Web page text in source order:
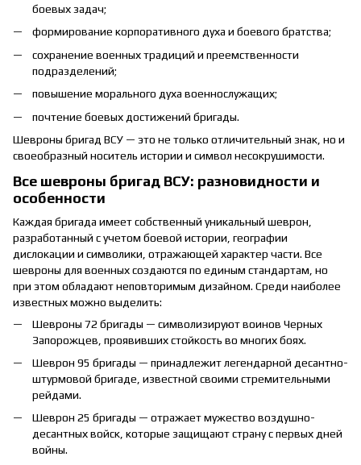
боевых задач;
формирование корпоративного духа и боевого братства;
сохранение военных традиций и преемственности
подразделений;
повышение морального духа военнослужащих;
почтение боевых достижений бригады.
Шевроны бригад ВСУ — это не только отличительный знак, но и
своеобразный носитель истории и символ несокрушимости.
Все шевроны бригад ВСУ: разновидности и
особенности
Каждая бригада имеет собственный уникальный шеврон,
разработанный с учетом боевой истории, географии
дислокации и символики, отражающей характер части. Все
шевроны для военных создаются по единым стандартам, но
при этом обладают неповторимым дизайном. Среди наиболее
известных можно выделить:
Шевроны 72 бригады — символизируют воинов Черных
Запорожцев, проявивших стойкость во многих боях.
Шеврон 95 бригады — принадлежит легендарной десантно-
штурмовой бригаде, известной своими стремительными
рейдами.
Шеврон 25 бригады — отражает мужество воздушно-
десантных войск, которые защищают страну с первых дней
войны.